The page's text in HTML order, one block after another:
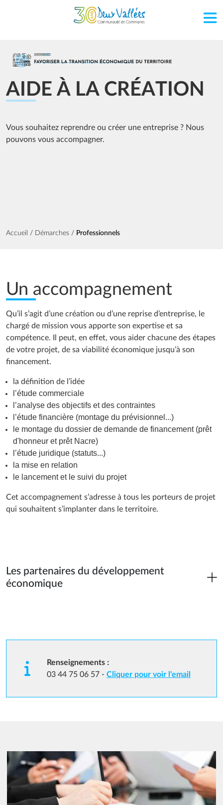
Aller au contenu principal
Image
AIDE À LA CRÉATION
Vous souhaitez reprendre ou créer une entreprise ? Nous
pouvons vous accompagner.
Fil d'Ariane
Accueil Démarches Professionnels
Un accompagnement
Qu’il s’agit d’une création ou d’une reprise d’entreprise, le
chargé de mission vous apporte son expertise et sa
compétence. Il peut, en effet, vous aider chacune des étapes
de votre projet, de sa viabilité économique jusqu’à son
financement.
la définition de l’idée
l’étude commerciale
l’analyse des objectifs et des contraintes
l’étude financière (montage du prévisionnel...)
le montage du dossier de demande de financement (prêt
d'honneur et prêt Nacre)
l’étude juridique (statuts...)
la mise en relation
le lancement et le suivi du projet
Cet accompagnement s’adresse à tous les porteurs de projet
qui souhaitent s’implanter dans le territoire.
Les partenaires du développement
économique
Renseignements :
03 44 75 06 57 - Cliquer pour voir l'email
Image